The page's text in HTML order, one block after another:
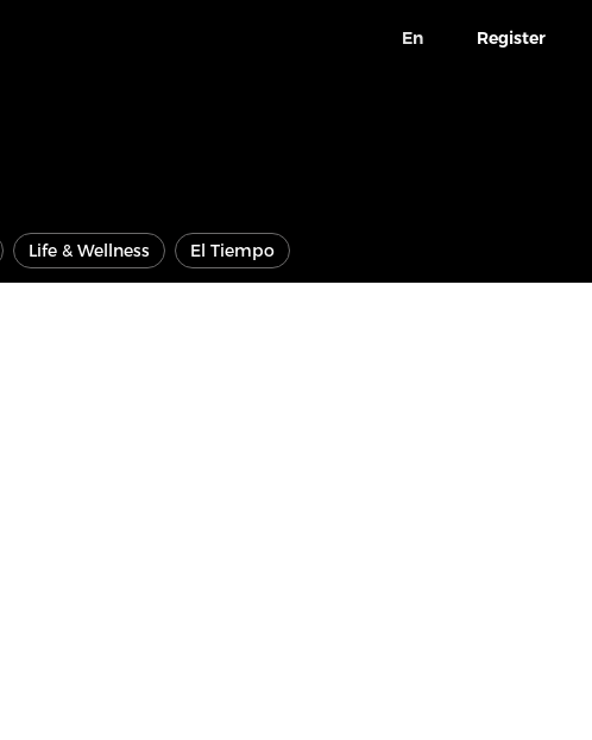
En Register
Life & Wellness El Tiempo